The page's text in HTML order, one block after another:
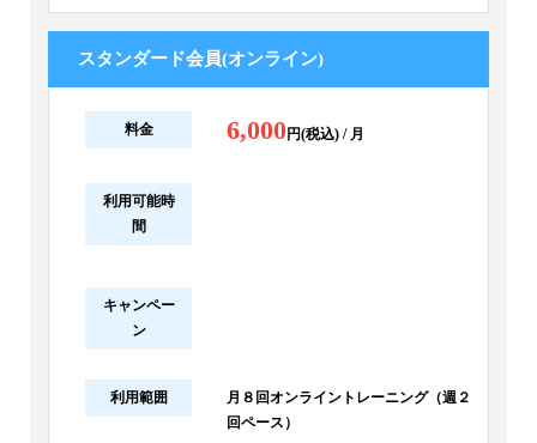
スタンダード会員(オンライン)
料金 6,000円(税込) / 月
利用可能時
間
キャンペー
ン
利用範囲
月８回オンライントレーニング（週２
回ペース）